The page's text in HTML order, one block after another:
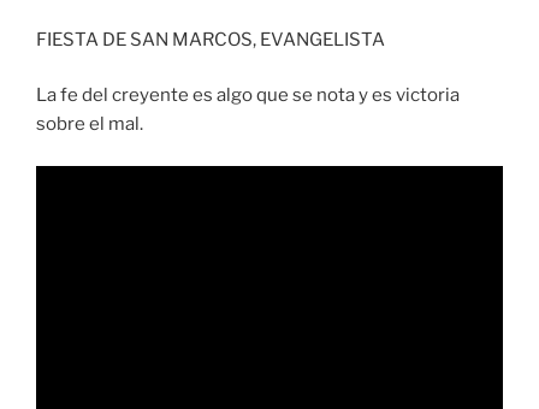
FIESTA DE SAN MARCOS, EVANGELISTA
La fe del creyente es algo que se nota y es victoria
sobre el mal.